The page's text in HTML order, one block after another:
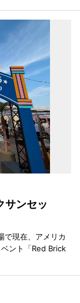
サンセッ
で現在、アメリカ
ント「Red Brick